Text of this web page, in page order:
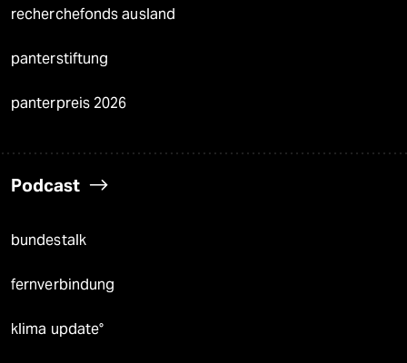
recherchefonds ausland
panterstiftung
panterpreis 2026
Podcast
bundestalk
fernverbindung
klima update°